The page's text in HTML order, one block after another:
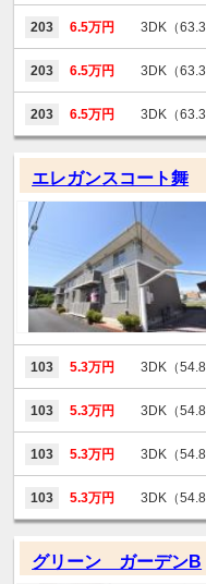
203 6.5万円 3DK（
203 6.5万円 3DK（
203 6.5万円 3DK（
エレガンスコート舞
103 5.3万円 3DK（
103 5.3万円 3DK（
103 5.3万円 3DK（
103 5.3万円 3DK（
グリーン ガーデンB